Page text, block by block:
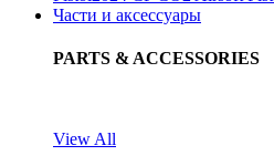
Части и аксессуары
PARTS & ACCESSORIES
View All